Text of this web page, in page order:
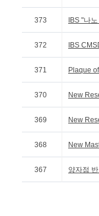
373 IBS "나
372 IBS
371 Plaque
370 New
369 New
368 New
367 양자점